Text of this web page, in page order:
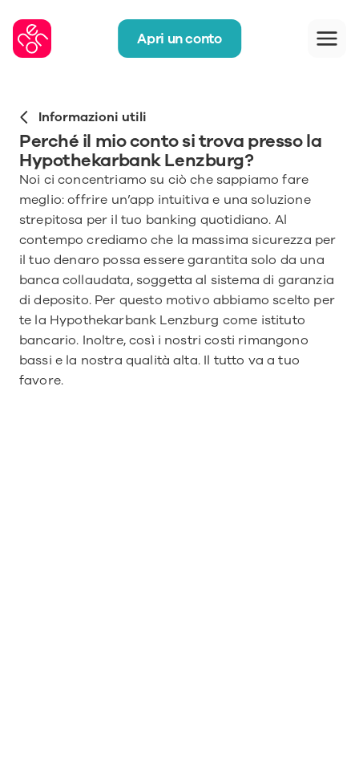
Informazioni utili
Perché il mio conto si trova presso la
Hypothekarbank Lenzburg?
Noi ci concentriamo su ciò che sappiamo fare
meglio: offrire un’app intuitiva e una soluzione
strepitosa per il tuo banking quotidiano. Al
contempo crediamo che la massima sicurezza per
il tuo denaro possa essere garantita solo da una
banca collaudata, soggetta al sistema di garanzia
di deposito. Per questo motivo abbiamo scelto per
te la Hypothekarbank Lenzburg come istituto
bancario. Inoltre, così i nostri costi rimangono
bassi e la nostra qualità alta. Il tutto va a tuo
favore.
Apri un conto